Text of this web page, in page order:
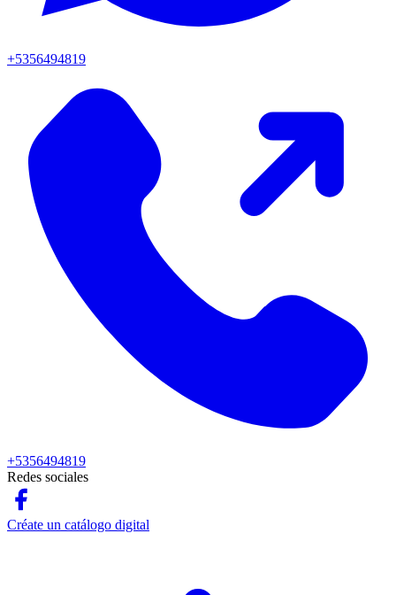
+5356494819
+5356494819
Redes sociales
Créate un catálogo digital